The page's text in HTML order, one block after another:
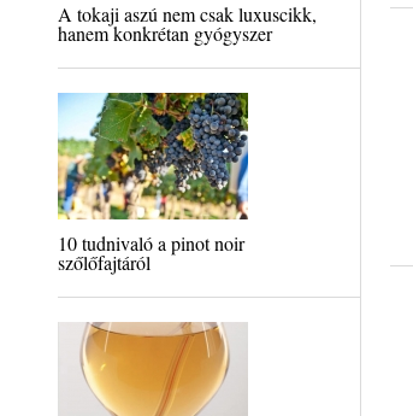
A tokaji aszú nem csak luxuscikk,
hanem konkrétan gyógyszer
10 tudnivaló a pinot noir
szőlőfajtáról